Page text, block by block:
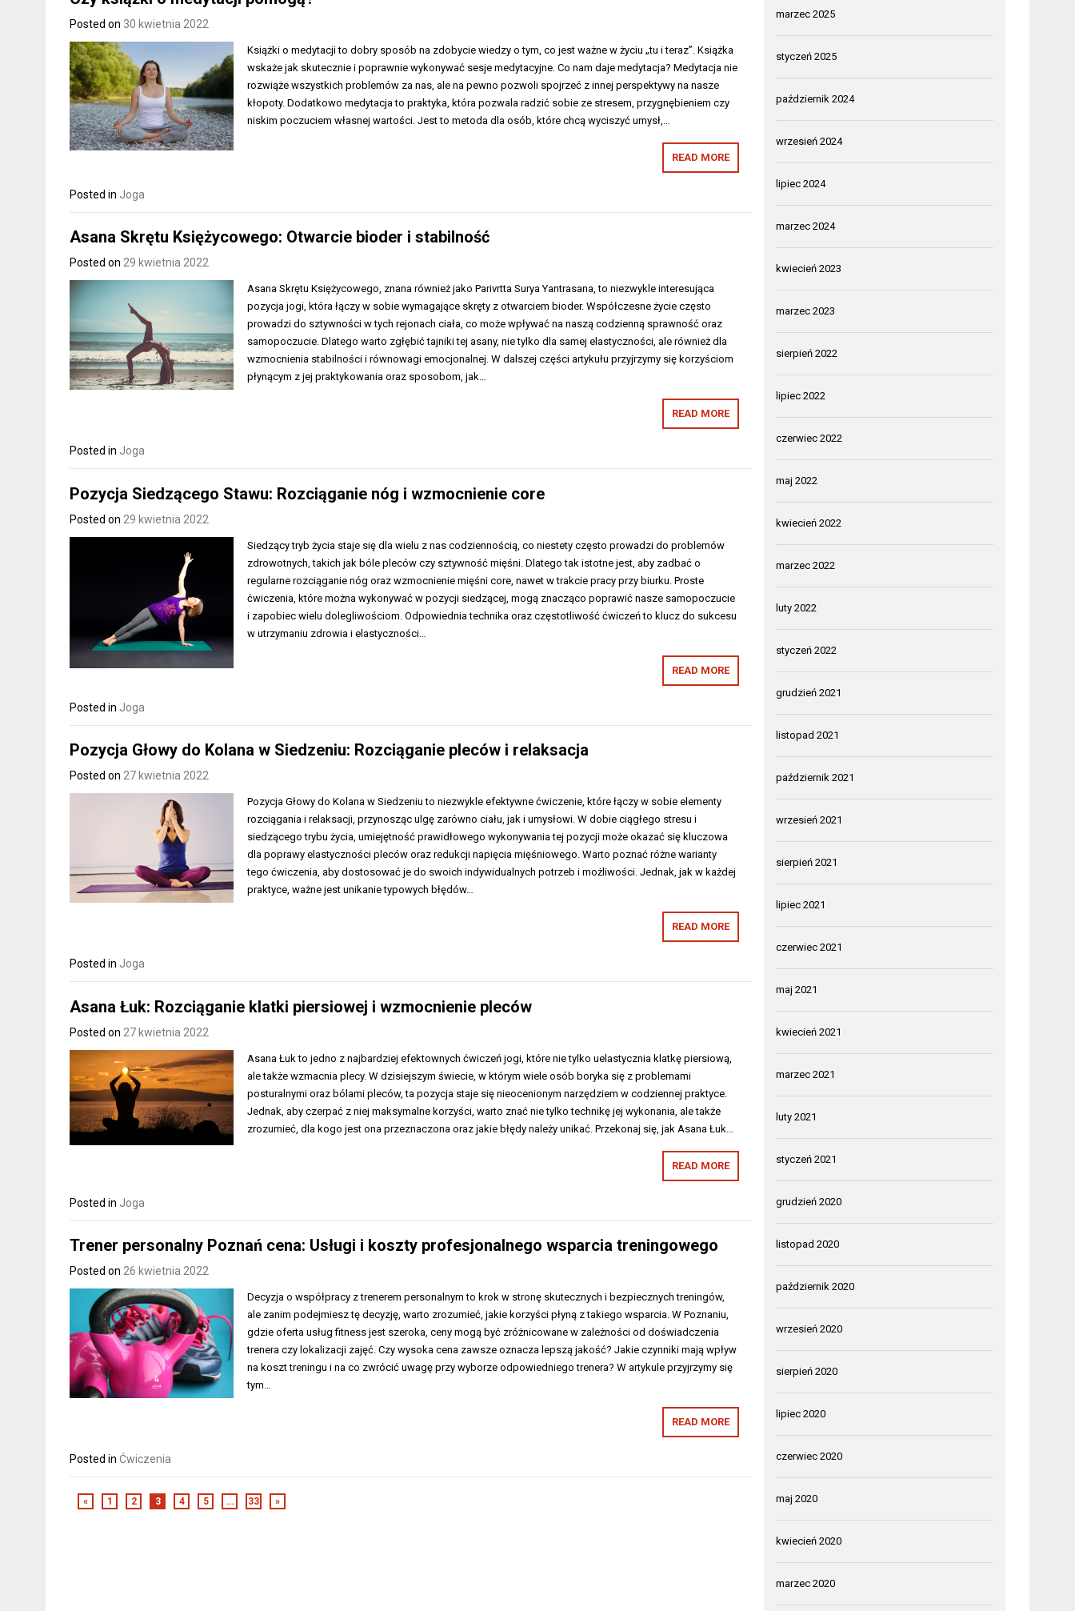
Posted on 30 kwietnia 2022
Książki o medytacji to dobry sposób na zdobycie wiedzy o tym, co jest ważne w życiu „tu i teraz”. Książka
wskaże jak skutecznie i poprawnie wykonywać sesje medytacyjne. Co nam daje medytacja? Medytacja nie
rozwiąże wszystkich problemów za nas, ale na pewno pozwoli spojrzeć z innej perspektywy na nasze
kłopoty. Dodatkowo medytacja to praktyka, która pozwala radzić sobie ze stresem, przygnębieniem czy
niskim poczuciem własnej wartości. Jest to metoda dla osób, które chcą wyciszyć umysł,…
READ MORE
Posted in Joga
Asana Skrętu Księżycowego: Otwarcie bioder i stabilność
Posted on 29 kwietnia 2022
Asana Skrętu Księżycowego, znana również jako Parivrtta Surya Yantrasana, to niezwykle interesująca
pozycja jogi, która łączy w sobie wymagające skręty z otwarciem bioder. Współczesne życie często
prowadzi do sztywności w tych rejonach ciała, co może wpływać na naszą codzienną sprawność oraz
samopoczucie. Dlatego warto zgłębić tajniki tej asany, nie tylko dla samej elastyczności, ale również dla
wzmocnienia stabilności i równowagi emocjonalnej. W dalszej części artykułu przyjrzymy się korzyściom
płynącym z jej praktykowania oraz sposobom, jak…
READ MORE
Posted in Joga
Pozycja Siedzącego Stawu: Rozciąganie nóg i wzmocnienie core
Posted on 29 kwietnia 2022
Siedzący tryb życia staje się dla wielu z nas codziennością, co niestety często prowadzi do problemów
zdrowotnych, takich jak bóle pleców czy sztywność mięśni. Dlatego tak istotne jest, aby zadbać o
regularne rozciąganie nóg oraz wzmocnienie mięśni core, nawet w trakcie pracy przy biurku. Proste
ćwiczenia, które można wykonywać w pozycji siedzącej, mogą znacząco poprawić nasze samopoczucie
i zapobiec wielu dolegliwościom. Odpowiednia technika oraz częstotliwość ćwiczeń to klucz do sukcesu
w utrzymaniu zdrowia i elastyczności…
READ MORE
Posted in Joga
Pozycja Głowy do Kolana w Siedzeniu: Rozciąganie pleców i relaksacja
Posted on 27 kwietnia 2022
Pozycja Głowy do Kolana w Siedzeniu to niezwykle efektywne ćwiczenie, które łączy w sobie elementy
rozciągania i relaksacji, przynosząc ulgę zarówno ciału, jak i umysłowi. W dobie ciągłego stresu i
siedzącego trybu życia, umiejętność prawidłowego wykonywania tej pozycji może okazać się kluczowa
dla poprawy elastyczności pleców oraz redukcji napięcia mięśniowego. Warto poznać różne warianty
tego ćwiczenia, aby dostosować je do swoich indywidualnych potrzeb i możliwości. Jednak, jak w każdej
praktyce, ważne jest unikanie typowych błędów…
READ MORE
Posted in Joga
Asana Łuk: Rozciąganie klatki piersiowej i wzmocnienie pleców
Posted on 27 kwietnia 2022
Asana Łuk to jedno z najbardziej efektownych ćwiczeń jogi, które nie tylko uelastycznia klatkę piersiową,
ale także wzmacnia plecy. W dzisiejszym świecie, w którym wiele osób boryka się z problemami
posturalnymi oraz bólami pleców, ta pozycja staje się nieocenionym narzędziem w codziennej praktyce.
Jednak, aby czerpać z niej maksymalne korzyści, warto znać nie tylko technikę jej wykonania, ale także
zrozumieć, dla kogo jest ona przeznaczona oraz jakie błędy należy unikać. Przekonaj się, jak Asana Łuk…
READ MORE
Posted in Joga
Trener personalny Poznań cena: Usługi i koszty profesjonalnego wsparcia treningowego
Posted on 26 kwietnia 2022
Decyzja o współpracy z trenerem personalnym to krok w stronę skutecznych i bezpiecznych treningów,
ale zanim podejmiesz tę decyzję, warto zrozumieć, jakie korzyści płyną z takiego wsparcia. W Poznaniu,
gdzie oferta usług fitness jest szeroka, ceny mogą być zróżnicowane w zależności od doświadczenia
trenera czy lokalizacji zajęć. Czy wysoka cena zawsze oznacza lepszą jakość? Jakie czynniki mają wpływ
na koszt treningu i na co zwrócić uwagę przy wyborze odpowiedniego trenera? W artykule przyjrzymy się
tym…
READ MORE
Posted in Ćwiczenia
« 1 2 3 4 5 … 33 »
marzec 2025
styczeń 2025
październik 2024
wrzesień 2024
lipiec 2024
marzec 2024
kwiecień 2023
marzec 2023
sierpień 2022
lipiec 2022
czerwiec 2022
maj 2022
kwiecień 2022
marzec 2022
luty 2022
styczeń 2022
grudzień 2021
listopad 2021
październik 2021
wrzesień 2021
sierpień 2021
lipiec 2021
czerwiec 2021
maj 2021
kwiecień 2021
marzec 2021
luty 2021
styczeń 2021
grudzień 2020
listopad 2020
październik 2020
wrzesień 2020
sierpień 2020
lipiec 2020
czerwiec 2020
maj 2020
kwiecień 2020
marzec 2020